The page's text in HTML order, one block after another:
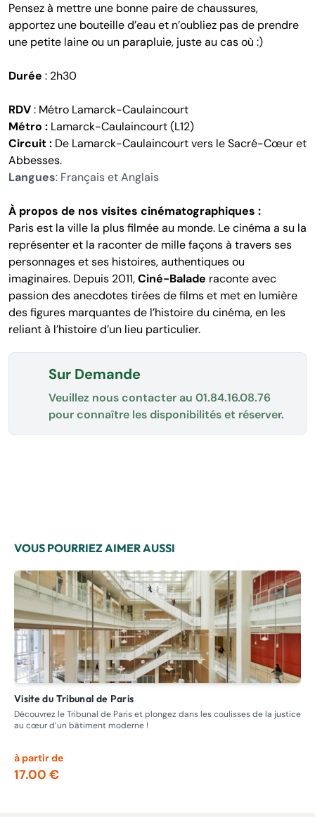
Pensez à mettre une bonne paire de chaussures,
apportez une bouteille d’eau et n’oubliez pas de prendre
une petite laine ou un parapluie, juste au cas où :)
Durée : 2h30
RDV: Métro Lamarck-Caulaincourt
Métro : Lamarck-Caulaincourt (L12)
Circuit : De Lamarck-Caulaincourt vers le Sacré-Cœur et
Abbesses.
Langues: Français et Anglais
À propos de nos visites cinématographiques :
Paris est la ville la plus filmée au monde. Le cinéma a su la
représenter et la raconter de mille façons à travers ses
personnages et ses histoires, authentiques ou
imaginaires. Depuis 2011,Ciné-Balade raconte avec
passion des anecdotes tirées de films et met en lumière
des figures marquantes de l’histoire du cinéma, en les
reliant à l’histoire d’un lieu particulier.
Sur Demande
Veuillez nous contacter au 01.84.16.08.76
pour connaître les disponibilités et réserver.
VOUS POURRIEZ AIMER AUSSI
Visite du Tribunal de Paris
Découvrez le Tribunal de Paris et plongez dans les coulisses de la justice
au cœur d’un bâtiment moderne !
à partir de
17.00 €